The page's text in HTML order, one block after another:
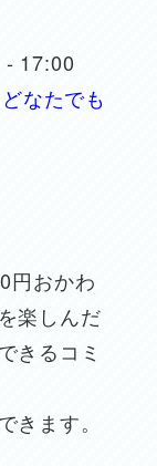
- 17:00
どなたでも
円おかわ
楽しんだ
きるコミ
きます。